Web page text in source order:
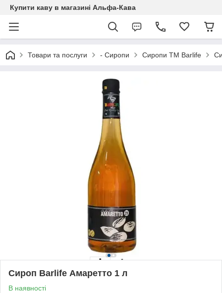
Купити каву в магазині Альфа-Кава
Товари та послуги - Сиропи Сиропи ТМ Barlife
Сироп Barlife Амаретто 1 л
В наявності